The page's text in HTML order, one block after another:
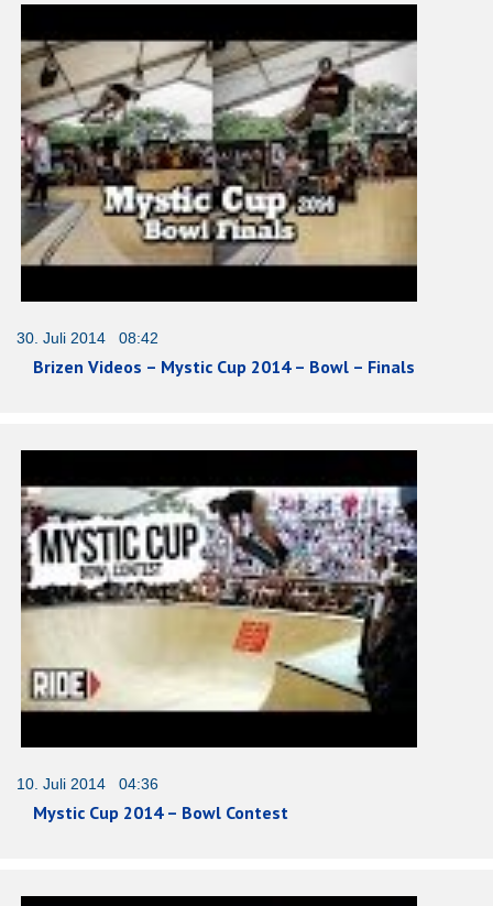
30. Juli 2014 08:42
Brizen Videos – Mystic Cup 2014 – Bowl – Finals
10. Juli 2014 04:36
Mystic Cup 2014 – Bowl Contest